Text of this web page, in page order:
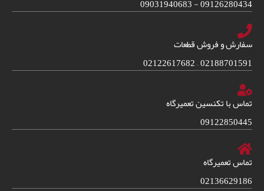
09126280434 - 09031940683
سفارش و فروش قطعات
02188701591 – 02122617682
تماس با تکنسین تعمیرگاه
09122850445
تماس تعمیرگاه
02136629186